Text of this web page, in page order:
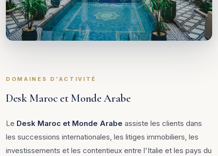
DOMAINES D'ACTIVITÉ
Desk Maroc et Monde Arabe
Le Desk Maroc et Monde Arabe assiste les clients dans
les successions internationales, les litiges immobiliers, les
investissements et les contentieux entre l'Italie et les pays du